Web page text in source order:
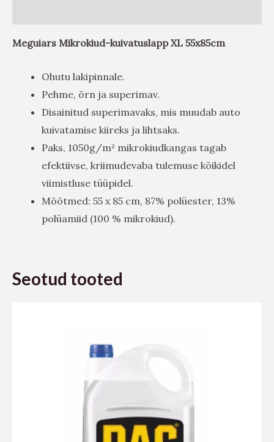
Meguiars Mikrokiud-kuivatuslapp XL 55x85cm
Ohutu lakipinnale.
Pehme, õrn ja superimav.
Disainitud superimavaks, mis muudab auto
kuivatamise kiireks ja lihtsaks.
Paks, 1050g/m² mikrokiudkangas tagab
efektiivse, kriimudevaba tulemuse kõikidel
viimistluse tüüpidel.
Mõõtmed: 55 x 85 cm, 87% polüester, 13%
polüamiid (100 % mikrokiud).
Seotud tooted